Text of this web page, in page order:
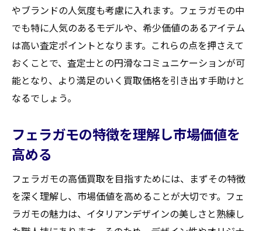
やブランドの人気度も考慮に入れます。フェラガモの中
でも特に人気のあるモデルや、希少価値のあるアイテム
は高い査定ポイントとなります。これらの点を押さえて
おくことで、査定士との円滑なコミュニケーションが可
能となり、より満足のいく買取価格を引き出す手助けと
なるでしょう。
フェラガモの特徴を理解し市場価値を
高める
フェラガモの高価買取を目指すためには、まずその特徴
を深く理解し、市場価値を高めることが大切です。フェ
ラガモの魅力は、イタリアンデザインの美しさと熟練し